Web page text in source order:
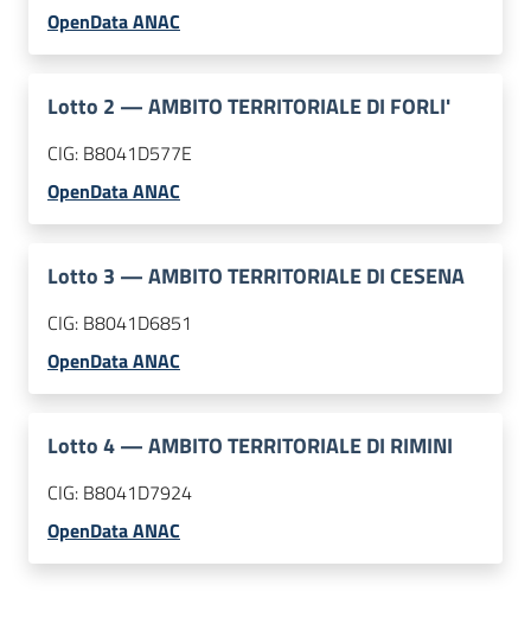
OpenData ANAC
Lotto 2 —AMBITO TERRITORIALE DI FORLI'
CIG: B8041D577E
OpenData ANAC
Lotto 3 —AMBITO TERRITORIALE DI CESENA
CIG: B8041D6851
OpenData ANAC
Lotto4—AMBITO TERRITORIALE DI RIMINI
CIG: B8041D7924
OpenData ANAC